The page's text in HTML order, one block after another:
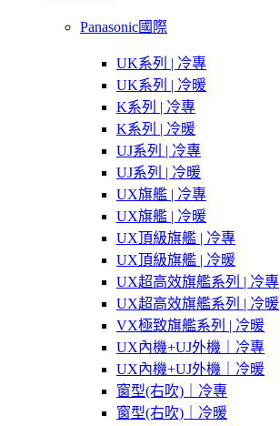
Panasonic國際
UK系列 | 冷專
UK系列 | 冷暖
K系列 | 冷專
K系列 | 冷暖
UJ系列 | 冷專
UJ系列 | 冷暖
UX旗艦 | 冷專
UX旗艦 | 冷暖
UX頂級旗艦 | 冷專
UX頂級旗艦 | 冷暖
UX超高效旗艦系列 | 冷專
UX超高效旗艦系列 | 冷暖
VX極致旗艦系列 | 冷暖
UX內機+UJ外機｜冷專
UX內機+UJ外機｜冷暖
窗型(右吹)｜冷專
窗型(右吹)｜冷暖